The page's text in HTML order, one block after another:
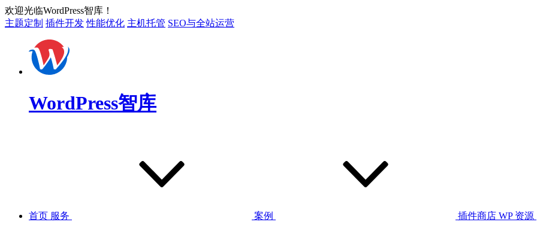
欢迎光临WordPress智库！
主题定制 插件开发 性能优化 主机托管 SEO与全站运营
WordPress智库
首页 服务 案例 插件商店 WP 资源